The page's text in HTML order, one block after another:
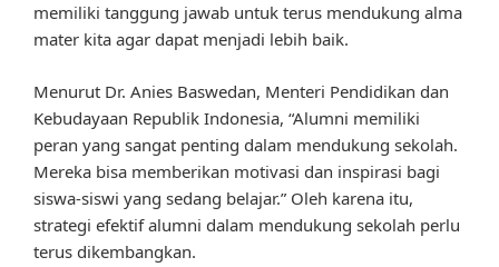
memiliki tanggung jawab untuk terus mendukung alma
mater kita agar dapat menjadi lebih baik.
Menurut Dr. Anies Baswedan, Menteri Pendidikan dan
Kebudayaan Republik Indonesia, “Alumni memiliki
peran yang sangat penting dalam mendukung sekolah.
Mereka bisa memberikan motivasi dan inspirasi bagi
siswa-siswi yang sedang belajar.” Oleh karena itu,
strategi efektif alumni dalam mendukung sekolah perlu
terus dikembangkan.